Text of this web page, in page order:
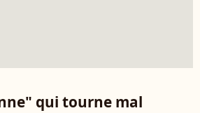
qui tourne mal